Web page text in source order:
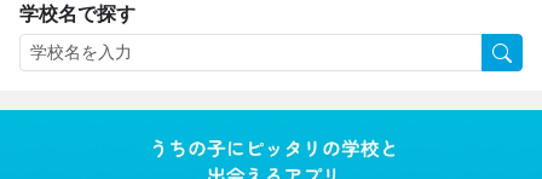
学校名で探す